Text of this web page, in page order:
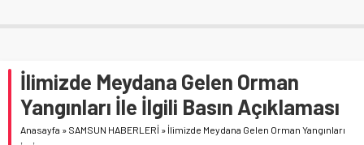
İlimizde Meydana Gelen Orman
Yangınları İle İlgili Basın Açıklaması
Anasayfa » SAMSUN HABERLERİ » İlimizde Meydana Gelen Orman Yangınları